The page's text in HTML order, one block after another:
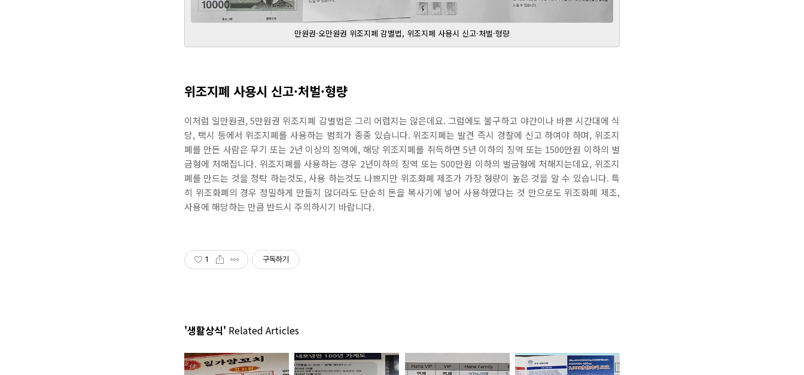
만원권·오만원권 위조지폐 감별법, 위조지폐 사용시 신고·처벌·형량
위조지폐 사용시 신고·처벌·형량
이처럼 일만원권, 5만원권 위조지폐 감별법은 그리 어렵지는 않은데요. 그럼에도 불구하고 야간이나 바쁜 시간대에 식
당, 택시 등에서 위조지폐를 사용하는 범죄가 종종 있습니다. 위조지폐는 발견 즉시 경찰에 신고 하여야 하며, 위조지
폐를 만든 사람은 무기 또는 2년 이상의 징역에, 해당 위조지폐를 취득하면 5년 이하의 징역 또는 1500만원 이하의 벌
금형에 처해집니다. 위조지폐를 사용하는 경우 2년이하의 징역 또는 500만원 이하의 벌금형에 처해지는데요, 위조지
폐를 만드는 것을 청탁 하는것도, 사용 하는것도 나쁘지만 위조화폐 제조가 가장 형량이 높은 것을 알 수 있습니다. 특
히 위조화폐의 경우 정밀하게 만들지 않더라도 단순히 돈을 복사기에 넣어 사용하였다는 것 만으로도 위조화폐 제조,
사용에 해당하는 만큼 반드시 주의하시기 바랍니다.
1 구독하기
'생활상식' Related Articles